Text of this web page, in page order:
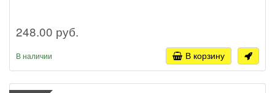
248.00 руб.
В наличии В корзину